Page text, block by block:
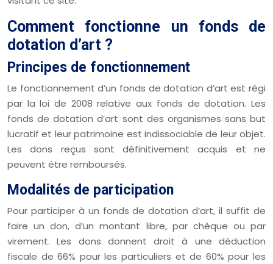
Comment fonctionne un fonds de
dotation d’art ?
Principes de fonctionnement
Le fonctionnement d’un fonds de dotation d’art est régi
par la loi de 2008 relative aux fonds de dotation. Les
fonds de dotation d’art sont des organismes sans but
lucratif et leur patrimoine est indissociable de leur objet.
Les dons reçus sont définitivement acquis et ne
peuvent être remboursés.
Modalités de participation
Pour participer à un fonds de dotation d’art, il suffit de
faire un don, d’un montant libre, par chèque ou par
virement. Les dons donnent droit à une déduction
fiscale de 66% pour les particuliers et de 60% pour les